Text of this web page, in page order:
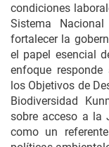
condiciones
Sistema
fortalecer la
el papel esencial
enfoque
los Objetivos de
Biodiversidad
sobre acceso a la
como un